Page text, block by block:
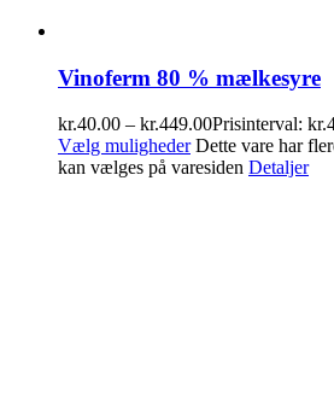
Vinoferm 80 % mælkesyre
kr.40.00 – kr.449.00Prisinterval:
Vælg muligheder Dette vare har
kan vælges på varesiden Detaljer